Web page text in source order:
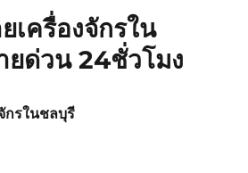
เครื่องจักรใน
ยด่วน 24ชั่วโมง
กรในชลบุรี